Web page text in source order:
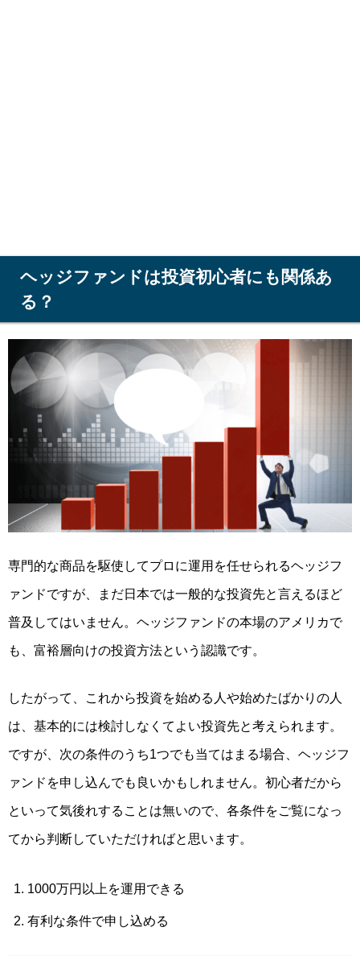
ヘッジファンドは投資初心者にも関係あ
る？
専門的な商品を駆使してプロに運用を任せられるヘッジフ
ァンドですが、まだ日本では一般的な投資先と言えるほど
普及してはいません。ヘッジファンドの本場のアメリカで
も、 富裕層向けの投資方法という認識です。
したがって、これから投資を始める人や始めたばかりの人
は、基本的には検討しなくてよい投資先と考えられます。
ですが、次の条件のうち1つでも当てはまる場合、ヘッジフ
ァンドを申し込んでも良いかもしれません。 初心者だから
といって気後れすることは無いので、各条件をご覧になっ
てから判断していただければと思います。
1000万円以上を運用できる
有利な条件で申し込める